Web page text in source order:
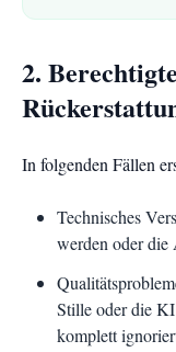
2. Berechtigte
In folgenden Fällen
Technisches
werden oder die
Stille oder die
komplett